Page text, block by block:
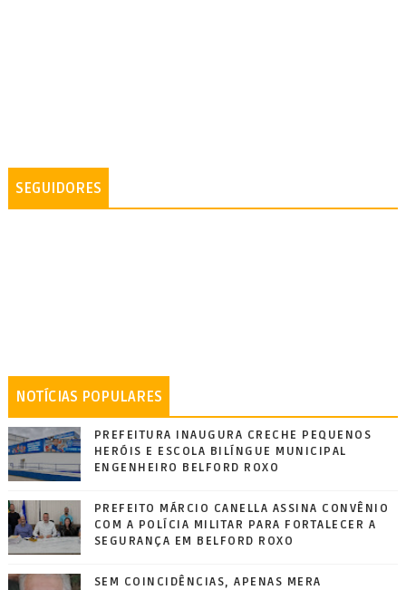
SEGUIDORES
NOTÍCIAS POPULARES
PREFEITURA INAUGURA CRECHE PEQUENOS
HERÓIS E ESCOLA BILÍNGUE MUNICIPAL
ENGENHEIRO BELFORD ROXO
PREFEITO MÁRCIO CANELLA ASSINA CONVÊNIO
COM A POLÍCIA MILITAR PARA FORTALECER A
SEGURANÇA EM BELFORD ROXO
SEM COINCIDÊNCIAS, APENAS MERA